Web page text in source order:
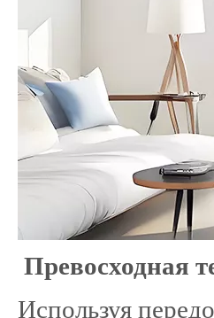
Превосходная
Используя